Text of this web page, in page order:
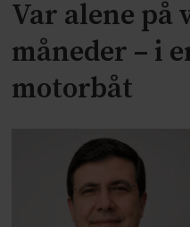
Var alene på
måneder – i
motorbåt